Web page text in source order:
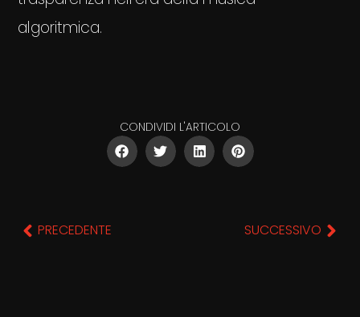
algoritmica.
CONDIVIDI L'ARTICOLO
PRECEDENTE SUCCESSIVO